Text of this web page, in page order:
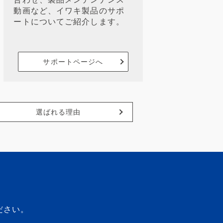
動画など、イワキ製品のサポ
ートについてご紹介します。
サポートページへ
選ばれる理由
い。